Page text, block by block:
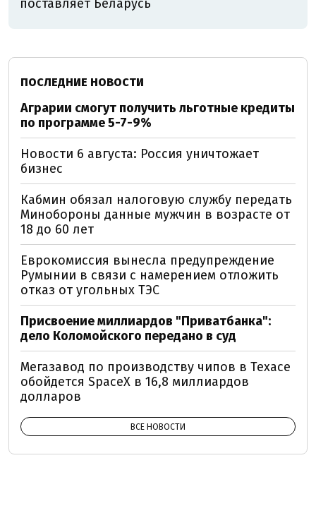
поставляет Беларусь
ПОСЛЕДНИЕ НОВОСТИ
Аграрии смогут получить льготные кредиты
по программе 5-7-9%
Новости 6 августа: Россия уничтожает
бизнес
Кабмин обязал налоговую службу передать
Минобороны данные мужчин в возрасте от
18 до 60 лет
Еврокомиссия вынесла предупреждение
Румынии в связи с намерением отложить
отказ от угольных ТЭС
Присвоение миллиардов "Приватбанка":
дело Коломойского передано в суд
Мегазавод по производству чипов в Техасе
обойдется SpaceX в 16,8 миллиардов
долларов
ВСЕ НОВОСТИ